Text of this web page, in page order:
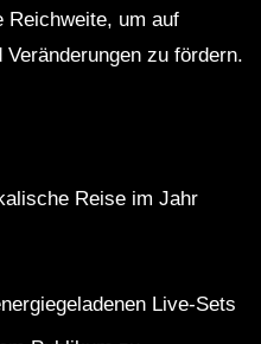
Reichweite, um auf
zu fördern.
Reise im Jahr
Live-Sets